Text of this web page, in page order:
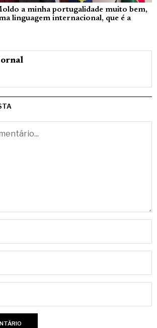
a minha portugalidade muito bem,
linguagem internacional, que é a